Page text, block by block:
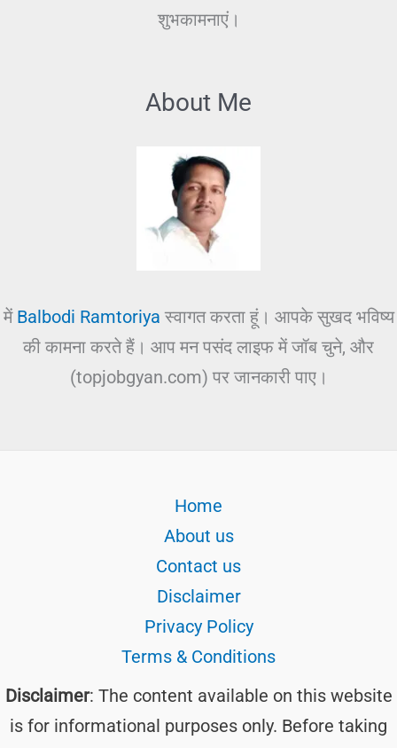
शुभकामनाएं।
About Me
में Balbodi Ramtoriya स्वागत करता हूं। आपके सुखद भविष्य
की कामना करते हैं। आप मन पसंद लाइफ में जॉब चुने, और
(topjobgyan.com) पर जानकारी पाए।
Home
About us
Contact us
Disclaimer
Privacy Policy
Terms & Conditions
Disclaimer: The content available on this website
is for informational purposes only. Before taking